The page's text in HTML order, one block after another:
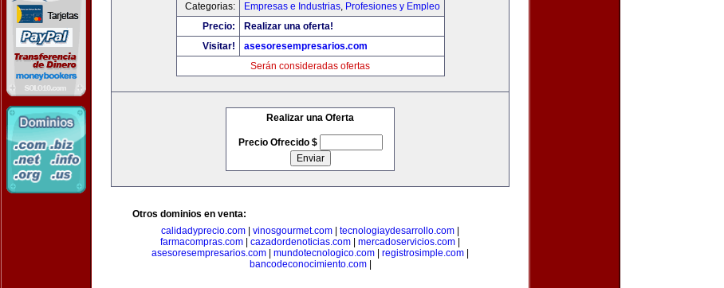
Categorias:
Empresas e Industrias, Profesiones y Empleo
Precio:
Realizar una oferta!
Visitar!
asesoresempresarios.com
Serán consideradas ofertas
Realizar una Oferta
Precio Ofrecido $
Otros dominios en venta:
calidadyprecio.com
vinosgourmet.com tecnologiaydesarrollo.com
farmacompras.com
cazadordenoticias.com mercadoservicios.com
asesoresempresarios.com
mundotecnologico.com registrosimple.com
bancodeconocimiento.com|